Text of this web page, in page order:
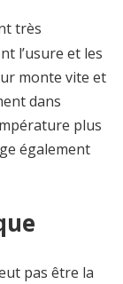
très
l’usure et les
monte vite et
dans
plus
également
pas être la